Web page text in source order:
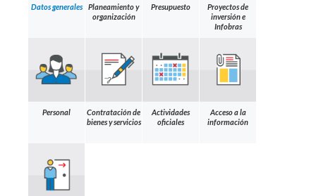
Datos generales
Planeamiento y
organización
Presupuesto
Proyectos de
inversión e
Infobras
Personal
Contratación de
bienes y servicios
Actividades
oficiales
Acceso a la
información